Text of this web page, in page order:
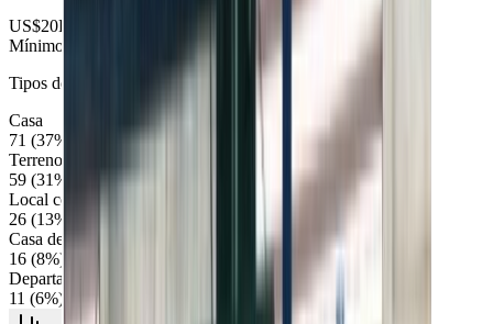
US$20K
Mínimo
Tipos de propiedad
Casa
71 (37%)
Terrenos
59 (31%)
Local comercial
26 (13%)
Casa de campo
16 (8%)
Departamento
11 (6%)